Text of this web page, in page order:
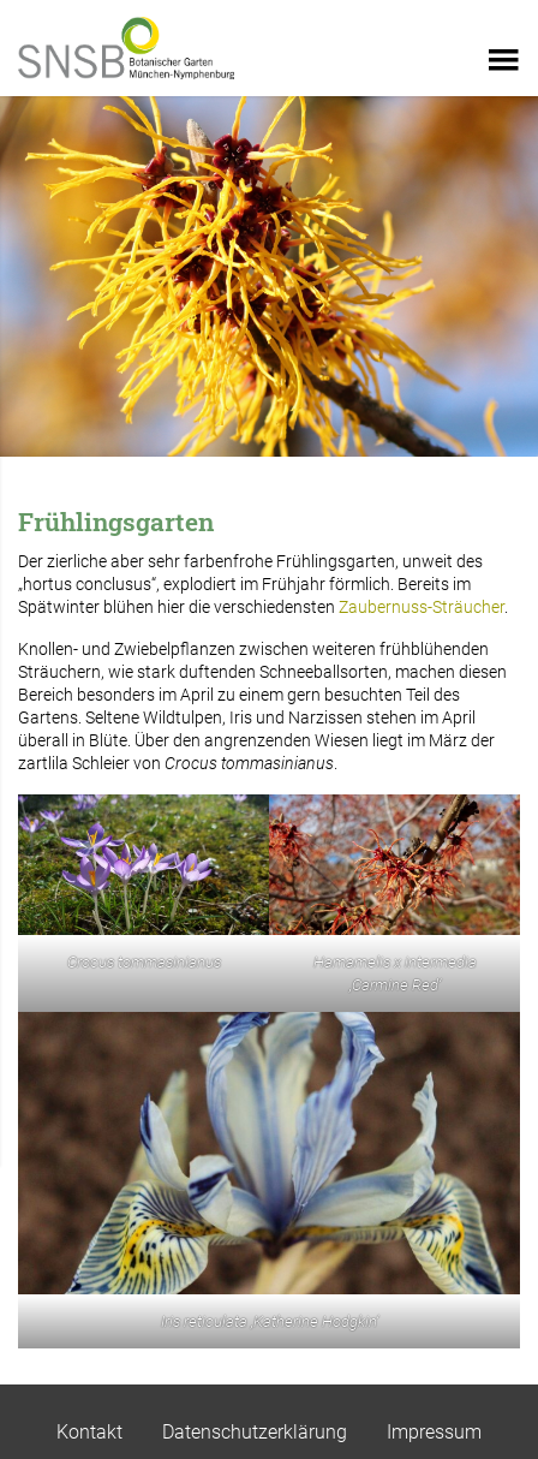
Frühlingsgarten
Der zierliche aber sehr farbenfrohe Frühlingsgarten, unweit des
„hortus conclusus“, explodiert im Frühjahr förmlich. Bereits im
Spätwinter blühen hier die verschiedensten Zaubernuss-Sträucher.
Knollen- und Zwiebelpflanzen zwischen weiteren frühblühenden
Sträuchern, wie stark duftenden Schneeballsorten, machen diesen
Bereich besonders im April zu einem gern besuchten Teil des
Gartens. Seltene Wildtulpen, Iris und Narzissen stehen im April
überall in Blüte. Über den angrenzenden Wiesen liegt im März der
zartlila Schleier von Crocus tommasinianus
Crocus tommasinianus
Hamamelis x intermedia
‚Carmine Red‘
Iris reticulata ‚Katherine Hodgkin‘
Kontakt Datenschutzerklärung
Impressum